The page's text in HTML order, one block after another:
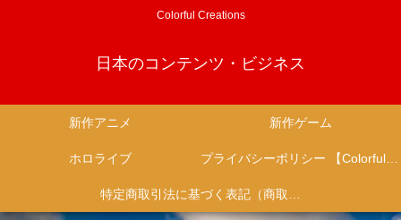
Colorful Creations
日本のコンテンツ・ビジネス
新作アニメ 新作ゲーム
ホロライブ プライバシーポリシー 【Colorful Creation】
特定商取引法に基づく表記（商取引に関する開示）